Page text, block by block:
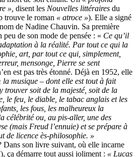
», disent les Nouvelles littéraires du
trouve le roman « atroce »). Elle a signé
de Nadine Chauvin. Sa première
de son mode de pensée : « Ce qu’il
à la réalité. Par tout ce qui la
art, par tout ce qui, simplement,
mensonge, Pierre se sent
est pas très étonné. Déjà en 1952, elle
la musique – dont elle est tout à fait
trouver soit de la majesté, soit de la
le feu, le diable, le tabac anglais et les
les fous, les malheureux la
célébrité ou, au pis-aller, une des
(mais Freud l’ennuie) et se prépare à
de licence ès-philosophie. »
son livre suivant, où elle incarne
ça démarre tout aussi joliment : « Lucas